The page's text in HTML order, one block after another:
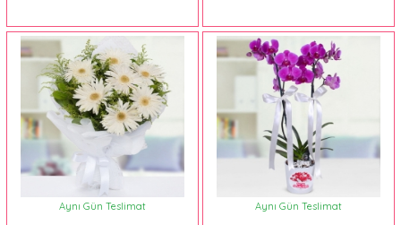
Aynı Gün Teslimat Aynı Gün Teslimat